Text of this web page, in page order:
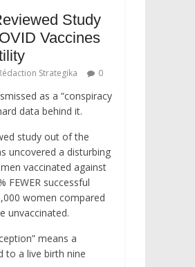
Study
Vaccines
Strategika 0
as a “conspiracy
data behind it.
study out of the
uncovered a disturbing
vaccinated against
FEWER successful
women compared
unvaccinated.
means a
to a live birth nine